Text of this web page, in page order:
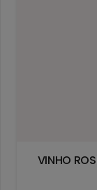
VINHO